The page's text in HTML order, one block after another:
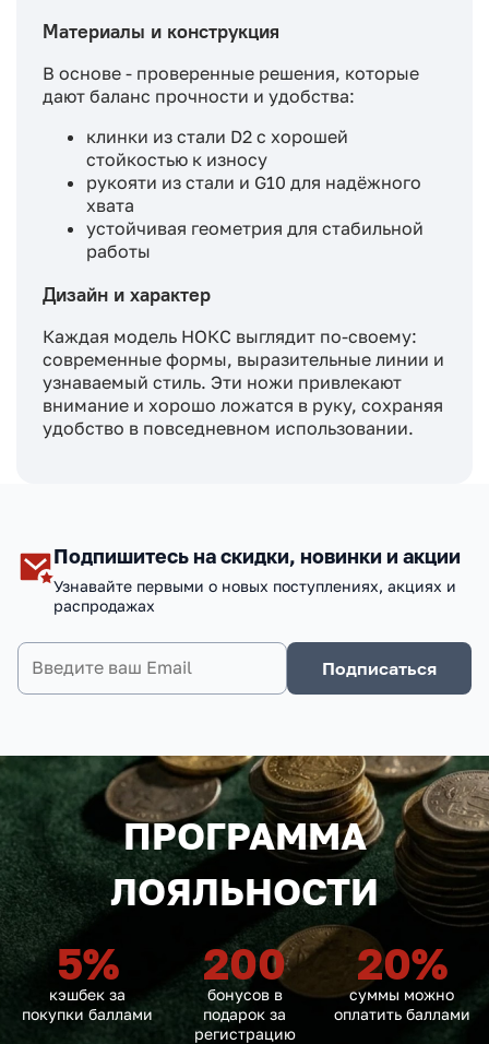
Материалы и конструкция
В основе - проверенные решения, которые
дают баланс прочности и удобства:
клинки из стали D2 с хорошей
стойкостью к износу
рукояти из стали и G10 для надёжного
хвата
устойчивая геометрия для стабильной
работы
Дизайн и характер
Каждая модель НОКС выглядит по-своему:
современные формы, выразительные линии и
узнаваемый стиль. Эти ножи привлекают
внимание и хорошо ложатся в руку, сохраняя
удобство в повседневном использовании.
Подпишитесь на скидки, новинки и акции
Узнавайте первыми о новых поступлениях, акциях и
распродажах
Подписаться
ПРОГРАММА
ЛОЯЛЬНОСТИ
5%
кэшбек за
покупки баллами
200
бонусов в
подарок за
регистрацию
20%
суммы можно
оплатить баллами